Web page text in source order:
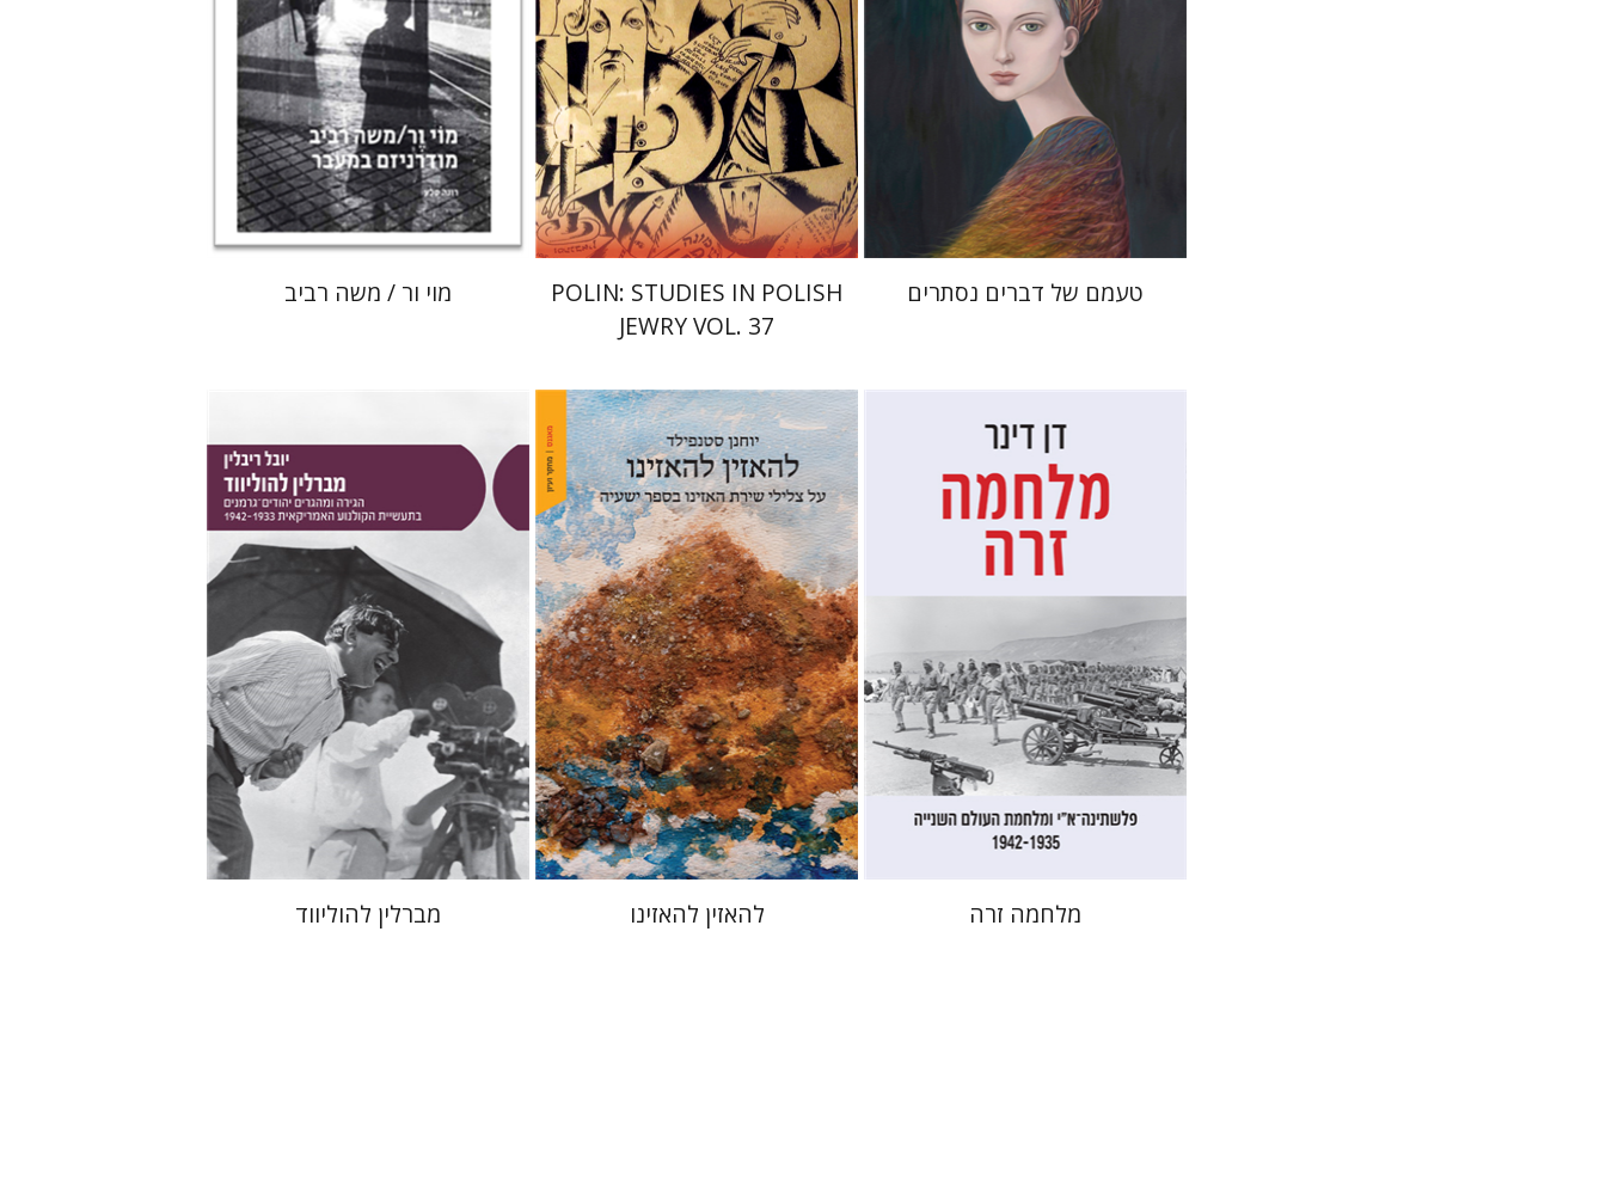
הנחת אתר ספר מודפס
$35
$32
טעמם של דברים נסתרים
הנחת אתר ספר מודפס
$135
$122
POLIN: STUDIES IN POLISH
JEWRY VOL. 37
הנחת אתר ספר מודפס
$89
$80
מוי ור / משה רביב
דן דינר
שאול מרמרי
הנחת אתר ספר מודפס
$35
מלחמה זרה
יוחנן סטנפילד
הנחת אתר ספר מודפס
$53
$48
להאזין להאזינו
יובל ריבלין
הנחת אתר ספר מודפס
$46
$41
מברלין להוליווד